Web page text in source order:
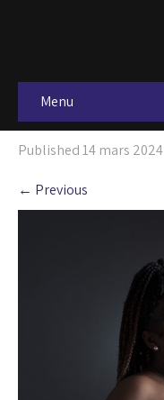
Menu
Published14 mars 2024
← Previous